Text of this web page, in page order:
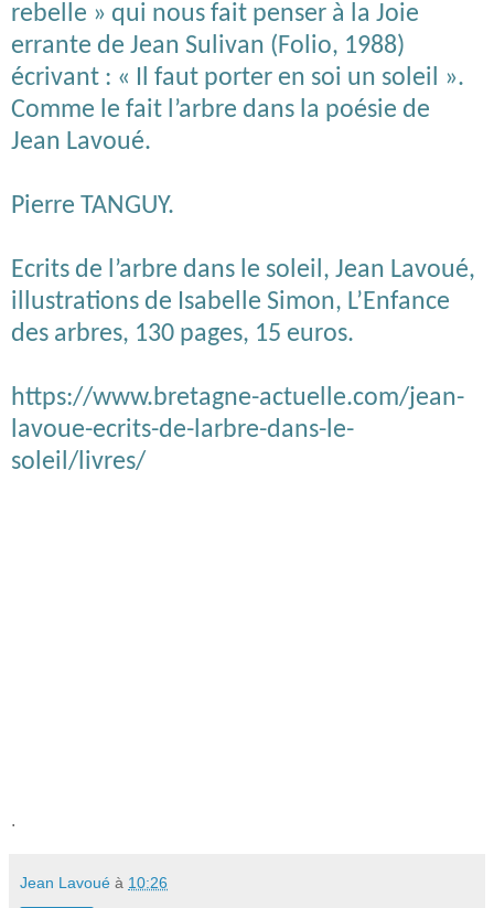
rebelle » qui nous fait penser à la Joie
errante de Jean Sulivan (Folio, 1988)
écrivant : « Il faut porter en soi un soleil ».
Comme le fait l’arbre dans la poésie de
Jean Lavoué.
Pierre TANGUY.
Ecrits de l’arbre dans le soleil, Jean Lavoué,
illustrations de Isabelle Simon, L’Enfance
des arbres, 130 pages, 15 euros.
https://www.bretagne-actuelle.com/jean-
lavoue-ecrits-de-larbre-dans-le-
soleil/livres/
.
Jean Lavoué à 10:26